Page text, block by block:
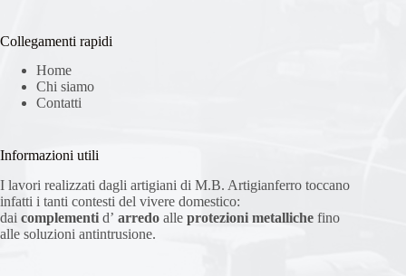
Collegamenti rapidi
Home
Chi siamo
Contatti
Informazioni utili
I lavori realizzati dagli artigiani di M.B. Artigianferro toccano
infatti i tanti contesti del vivere domestico:
dai complementi d’ arredo alle protezioni metalliche fino
alle soluzioni antintrusione.